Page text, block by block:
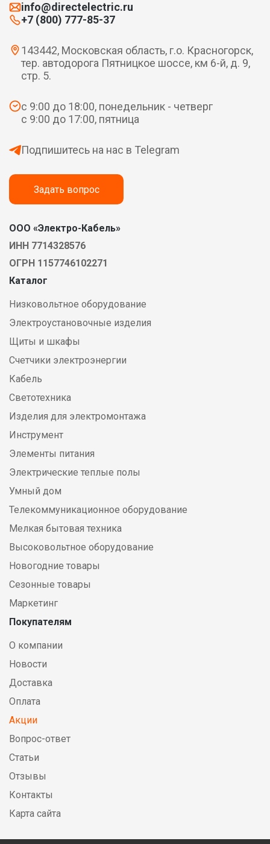
info@directelectric.ru
+7 (800) 777-85-37
143442, Московская область, г.о. Красногорск,
тер. автодорога Пятницкое шоссе, км 6-й, д. 9,
стр. 5.
с 9:00 до 18:00, понедельник - четверг
с 9:00 до 17:00, пятница
Подпишитесь на нас в Telegram
Задать вопрос
ООО «Электро-Кабель»
ИНН 7714328576
ОГРН 1157746102271
Каталог
Низковольтное оборудование
Электроустановочные изделия
Щиты и шкафы
Счетчики электроэнергии
Кабель
Светотехника
Изделия для электромонтажа
Инструмент
Элементы питания
Электрические теплые полы
Умный дом
Телекоммуникационное оборудование
Мелкая бытовая техника
Высоковольтное оборудование
Новогодние товары
Сезонные товары
Маркетинг
Покупателям
О компании
Новости
Доставка
Оплата
Акции
Вопрос-ответ
Статьи
Отзывы
Контакты
Карта сайта